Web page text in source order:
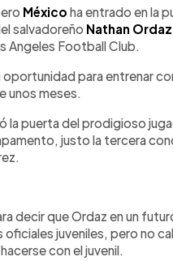
México ha entrado en la
salvadoreño Nathan Ordaz
Angeles Football Club.
oportunidad para entrenar
unos meses.
la puerta del prodigioso
justo la tercera
decir que Ordaz en un
juveniles, pero no
con el juvenil.